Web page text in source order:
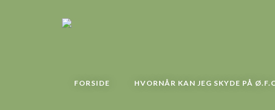
FORSIDE HVORNÅR KAN JEG SKYDE PÅ